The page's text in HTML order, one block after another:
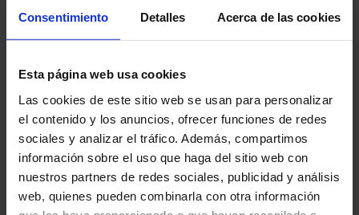
Consentimiento Detalles Acerca de las cookies
Esta página web usa cookies
Las cookies de este sitio web se usan para personalizar
el contenido y los anuncios, ofrecer funciones de redes
sociales y analizar el tráfico. Además, compartimos
información sobre el uso que haga del sitio web con
nuestros partners de redes sociales, publicidad y análisis
web, quienes pueden combinarla con otra información
Os nosos médicos
Consulta e pide cita cos profesionais desta especialidade
Pedir cita